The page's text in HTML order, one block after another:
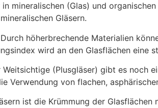
mineralischen (Glas) und
Gläsern.
Durch höherbrechende Materialien
wird an den Glasflächen eine
Weitsichtige (Plusgläser) gibt es noch
Verwendung von flachen,
ist die Krümmung der